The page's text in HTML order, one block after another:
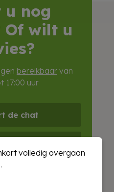
u nog
Of wilt u
bereikbaar van
17:00 uur
de chat
volledig overgaan